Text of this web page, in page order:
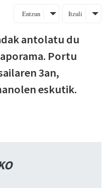
Entzun Itzuli
antolatu du
Portu
3an,
eskutik.